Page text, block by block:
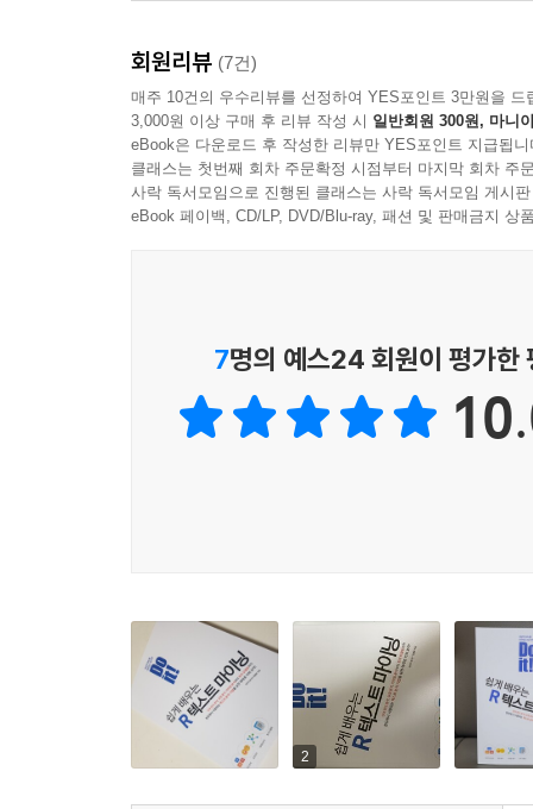
단어 맥락 분석, 단어가 사용된 문단의 주제를 찾
게다가 텍스트 데이터 분석이 편해지는 ‘꿀팁’
꿀단지’이다.
내일 ‘사용자 선호도 분석’ 보고서를 제출해야 하는
보고서, 기사, 프레젠테이션에 바로 사용해도 손색
만드는 시각화 자료는 내일 당장 보고서, 신문 기
저자는 당신이 어디에서 어떻게 어려워할지 다 알
본문 중간중간에 ‘꿀팁’, ‘알아두면 좋아요’로 풍부
회원리뷰 (7건)
매주 10건의 우수리뷰를 선정하여 YES포인트 3만원을 드
3,000원 이상 구매 후 리뷰 작성 시 일반회원 300원, 마니
eBook은 다운로드 후 작성한 리뷰만 YES포인트 지급됩니
클래스는 첫번째 회차 주문확정 시점부터 마지막 회차 주
사락 독서모임으로 진행된 클래스는 사락 독서모임 게시
eBook 페이백, CD/LP, DVD/Blu-ray, 패션 및 판매금지 상
7명의 예스24 회원이 평가한
2